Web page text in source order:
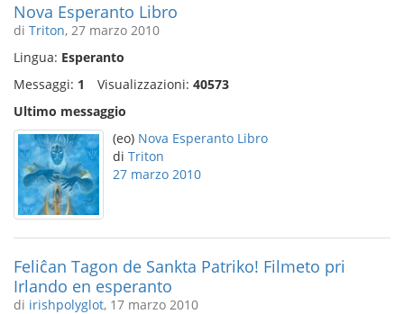
Nova Esperanto Libro
di Triton, 27 marzo 2010
Lingua: Esperanto
Messaggi: 1 Visualizzazioni: 40573
Ultimo messaggio
(eo) Nova Esperanto Libro
di Triton
27 marzo 2010
Feliĉan Tagon de Sankta Patriko! Filmeto pri
Irlando en esperanto
di irishpolyglot, 17 marzo 2010